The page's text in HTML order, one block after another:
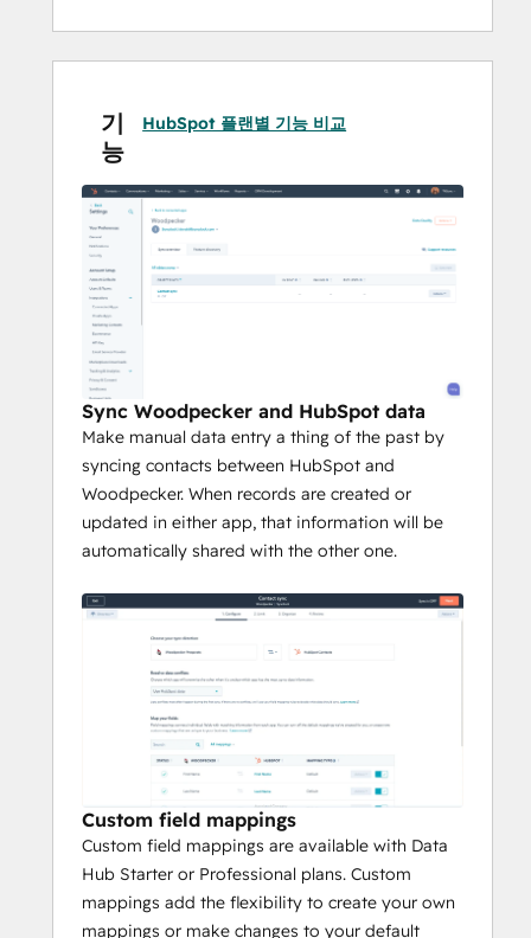
기
능
HubSpot 플랜별 기능 비교
Sync Woodpecker and HubSpot data
Make manual data entry a thing of the past by
syncing contacts between HubSpot and
Woodpecker. When records are created or
updated in either app, that information will be
automatically shared with the other one.
Custom field mappings
Custom field mappings are available with Data
Hub Starter or Professional plans. Custom
mappings add the flexibility to create your own
mappings or make changes to your default